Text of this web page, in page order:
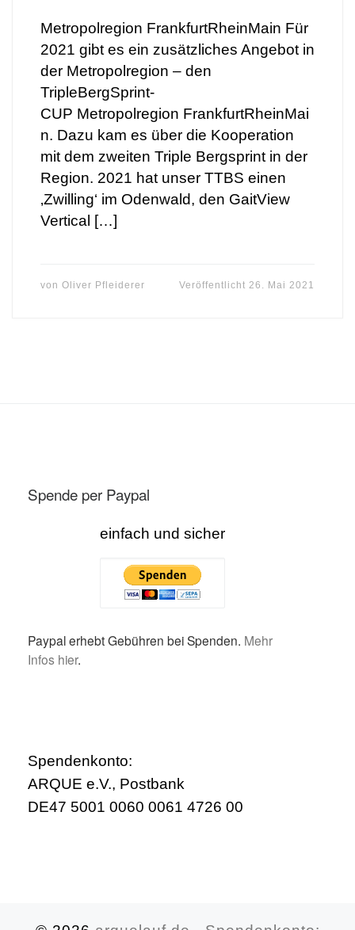
Metropolregion FrankfurtRheinMain Für
2021 gibt es ein zusätzliches Angebot in
der Metropolregion – den
TripleBergSprint-
CUP Metropolregion FrankfurtRheinMai
n. Dazu kam es über die Kooperation
mit dem zweiten Triple Bergsprint in der
Region. 2021 hat unser TTBS einen
‚Zwilling‘ im Odenwald, den GaitView
Vertical […]
von Oliver Pfleiderer Veröffentlicht26. Mai 2021
Spende per Paypal
einfach und sicher
Paypal erhebt Gebühren bei Spenden. Mehr
Infos hier.
Spendenkonto:
ARQUE e.V., Postbank
DE47 5001 0060 0061 4726 00